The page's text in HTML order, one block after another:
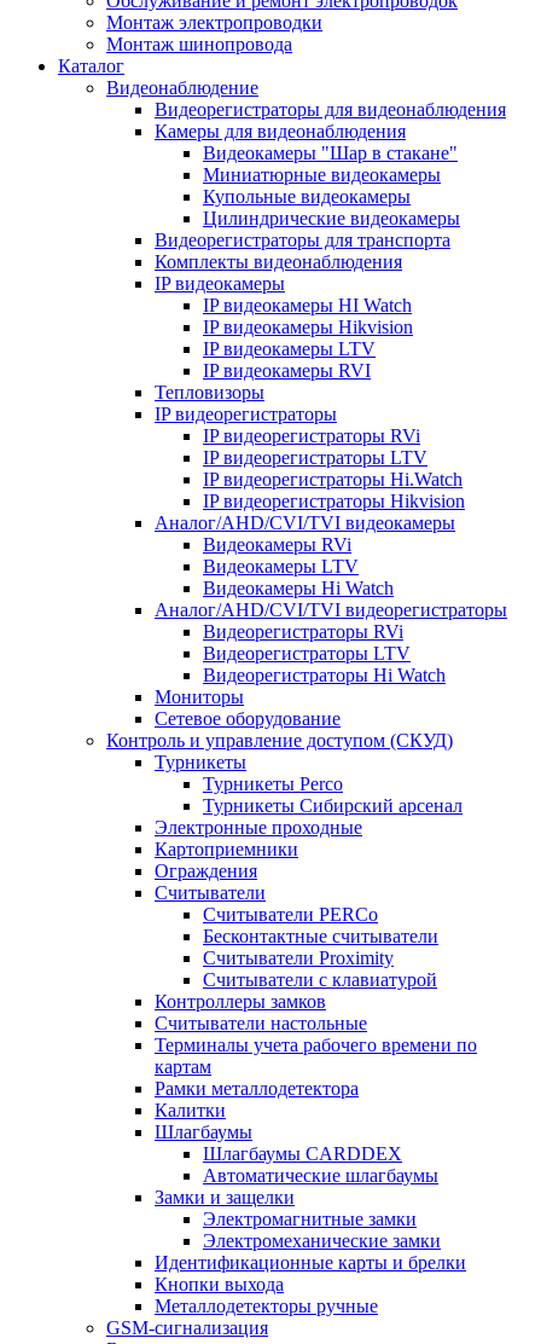
Монтаж электропроводки
Монтаж шинопровода
Каталог
Видеонаблюдение
Видеорегистраторы для видеонаблюдения
Камеры для видеонаблюдения
Видеокамеры "Шар в стакане"
Миниатюрные видеокамеры
Купольные видеокамеры
Цилиндрические видеокамеры
Видеорегистраторы для транспорта
Комплекты видеонаблюдения
IP видеокамеры
IP видеокамеры HI Watch
IP видеокамеры Hikvision
IP видеокамеры LTV
IP видеокамеры RVI
Тепловизоры
IP видеорегистраторы
IP видеорегистраторы RVi
IP видеорегистраторы LTV
IP видеорегистраторы Hi.Watch
IP видеорегистраторы Hikvision
Аналог/AHD/CVI/TVI видеокамеры
Видеокамеры RVi
Видеокамеры LTV
Видеокамеры Hi Watch
Аналог/AHD/CVI/TVI видеорегистраторы
Видеорегистраторы RVi
Видеорегистраторы LTV
Видеорегистраторы Hi Watch
Мониторы
Сетевое оборудование
Контроль и управление доступом (СКУД)
Турникеты
Турникеты Perco
Турникеты Сибирский арсенал
Электронные проходные
Картоприемники
Ограждения
Считыватели
Считыватели PERCo
Бесконтактные считыватели
Считыватели Proximity
Считыватели с клавиатурой
Контроллеры замков
Считыватели настольные
Терминалы учета рабочего времени по
картам
Рамки металлодетектора
Калитки
Шлагбаумы
Шлагбаумы CARDDEX
Автоматические шлагбаумы
Замки и защелки
Электромагнитные замки
Электромеханические замки
Идентификационные карты и брелки
Кнопки выхода
Металлодетекторы ручные
GSM-сигнализация